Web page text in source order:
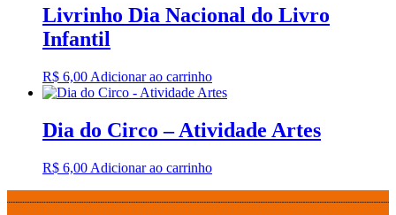
era:
R$ 10,00.
é:
R$ 7,00.
Livrinho Dia Nacional do Livro
Infantil
R$ 6,00 Adicionar ao carrinho
Dia do Circo – Atividade Artes
R$ 6,00 Adicionar ao carrinho